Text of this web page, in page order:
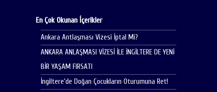
En Çok Okunan İçerikler
Ankara Antlaşması Vizesi İptal Mi?
ANKARA ANLAŞMASI VİZESİ İLE İNGİLTERE DE YENİ
BİR YAŞAM FIRSATI
İngiltere’de Doğan Çocukların Oturumuna Ret!